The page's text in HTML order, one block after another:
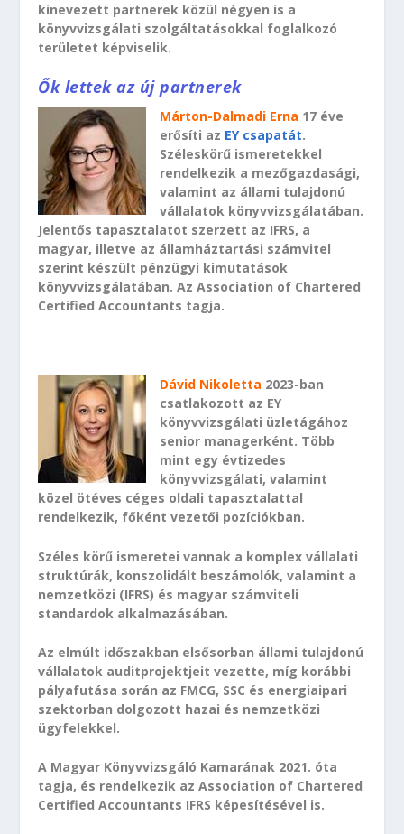
kinevezett partnerek közül négyen is a
könyvvizsgálati szolgáltatásokkal foglalkozó
területet képviselik.
Ők lettek az új partnerek
Márton-Dalmadi Erna 17 éve
erősíti az EY csapatát.
Széleskörű ismeretekkel
rendelkezik a mezőgazdasági,
valamint az állami tulajdonú
vállalatok könyvvizsgálatában.
Jelentős tapasztalatot szerzett az IFRS, a
magyar, illetve az államháztartási számvitel
szerint készült pénzügyi kimutatások
könyvvizsgálatában. Az Association of Chartered
Certified Accountants tagja.
Dávid Nikoletta 2023-ban
csatlakozott az EY
könyvvizsgálati üzletágához
senior managerként. Több
mint egy évtizedes
könyvvizsgálati, valamint
közel ötéves céges oldali tapasztalattal
rendelkezik, főként vezetői pozíciókban.
Széles körű ismeretei vannak a komplex vállalati
struktúrák, konszolidált beszámolók, valamint a
nemzetközi (IFRS) és magyar számviteli
standardok alkalmazásában.
Az elmúlt időszakban elsősorban állami tulajdonú
vállalatok auditprojektjeit vezette, míg korábbi
pályafutása során az FMCG, SSC és energiaipari
szektorban dolgozott hazai és nemzetközi
ügyfelekkel.
A Magyar Könyvvizsgáló Kamarának 2021. óta
tagja, és rendelkezik az Association of Chartered
Certified Accountants IFRS képesítésével is.